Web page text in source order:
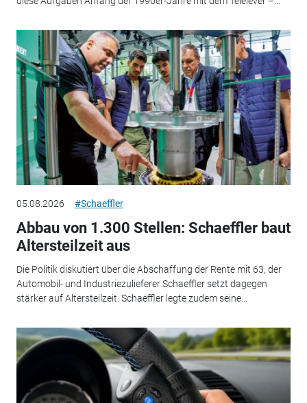
05.08.2026 #Schaeffler
Abbau von 1.300 Stellen: Schaeffler baut
Altersteilzeit aus
Die Politik diskutiert über die Abschaffung der Rente mit 63, der
Automobil- und Industriezulieferer Schaeffler setzt dagegen
stärker auf Altersteilzeit. Schaeffler legte zudem seine...